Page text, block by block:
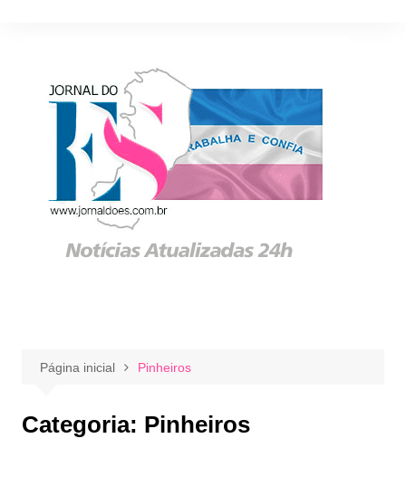
Página inicial Pinheiros
Categoria: Pinheiros